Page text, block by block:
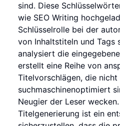
sind. Diese
wie SEO Writing
Schlüsselrolle bei der
von Inhaltstiteln und Tags
analysiert die
erstellt eine Reihe von
Titelvorschlägen, die nicht
suchmaschinenoptimiert
Neugier der Leser
Titelgenerierung ist ein